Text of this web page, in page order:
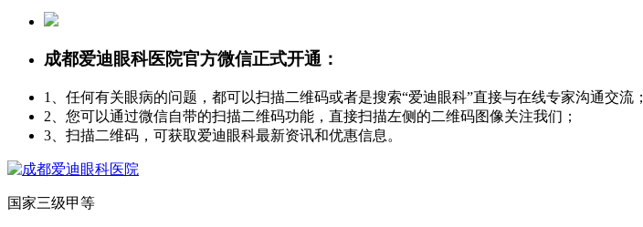
成都爱迪眼科医院官方微信正式开通：
1、任何有关眼病的问题，都可以扫描二维码或者是搜索“爱迪眼科”直接与在线专家沟通交流；
2、您可以通过微信自带的扫描二维码功能，直接扫描左侧的二维码图像关注我们；
3、扫描二维码，可获取爱迪眼科最新资讯和优惠信息。
国家三级甲等